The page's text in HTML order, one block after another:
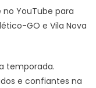
no YouTube para
GO e Vila Nova
temporada.
e confiantes na